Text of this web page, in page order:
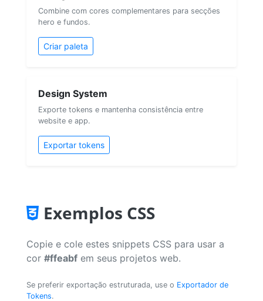
Combine com cores complementares para secções
hero e fundos.
Criar paleta
Design System
Exporte tokens e mantenha consistência entre
website e app.
Exportar tokens
Exemplos CSS
Copie e cole estes snippets CSS para usar a
cor #ffeabf em seus projetos web.
Se preferir exportação estruturada, use o Exportador de
Tokens.